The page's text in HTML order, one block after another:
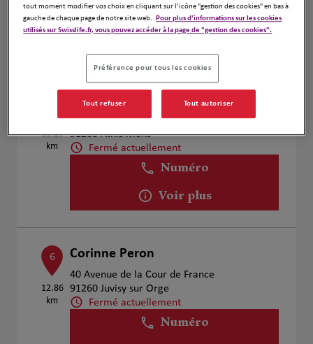
Numéro
12.23
km
Fabrice BOULAY
13 Rue de Juvisy
91200 Athis Mons
Fermé actuellement
Numéro
Voir plus
6
12.86
km
Corinne Peron
40 Avenue de la Cour de France
91260 Juvisy sur Orge
Fermé actuellement
Numéro
tout moment modifier vos choix en cliquant sur l’icône "gestion des cookies" en bas à
gauche de chaque page de notre site web. Pour plus d'informations sur les cookies
utilisés sur Swisslife.fr, vous pouvez accéder à la page de "gestion des cookies".
Préférence pour tous les cookies
Tout refuser Tout autoriser